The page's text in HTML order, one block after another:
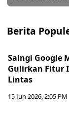
Berita
Saingi Google
Gulirkan Fitur
Lintas
15 Jun 2026, 2:05 PM